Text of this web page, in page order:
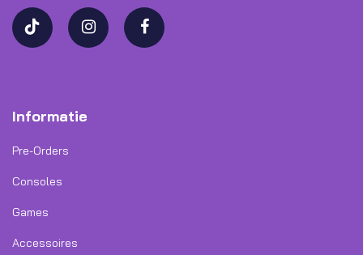
Informatie
Pre-Orders
Consoles
Games
Accessoires